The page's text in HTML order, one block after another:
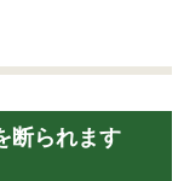
断られます